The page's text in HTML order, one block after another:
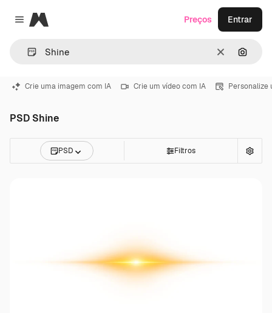
Close menu
Magnific
Limpar
Preços Entrar
Crie uma imagem com IA Crie um vídeo com IA Personalize
PSD Shine
PSD Filtros